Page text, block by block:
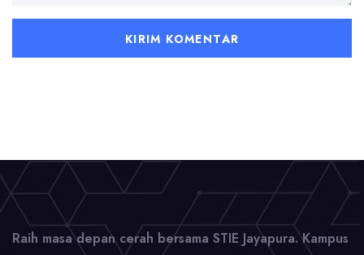
Raih masa depan cerah bersama STIE Jayapura. Kampus